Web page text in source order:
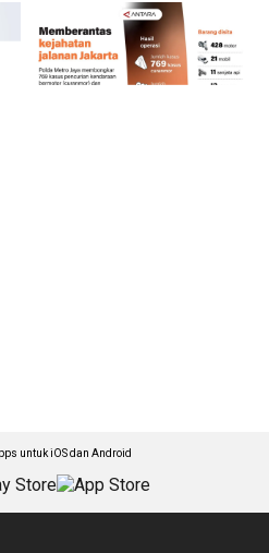
untuk iOS dan Android